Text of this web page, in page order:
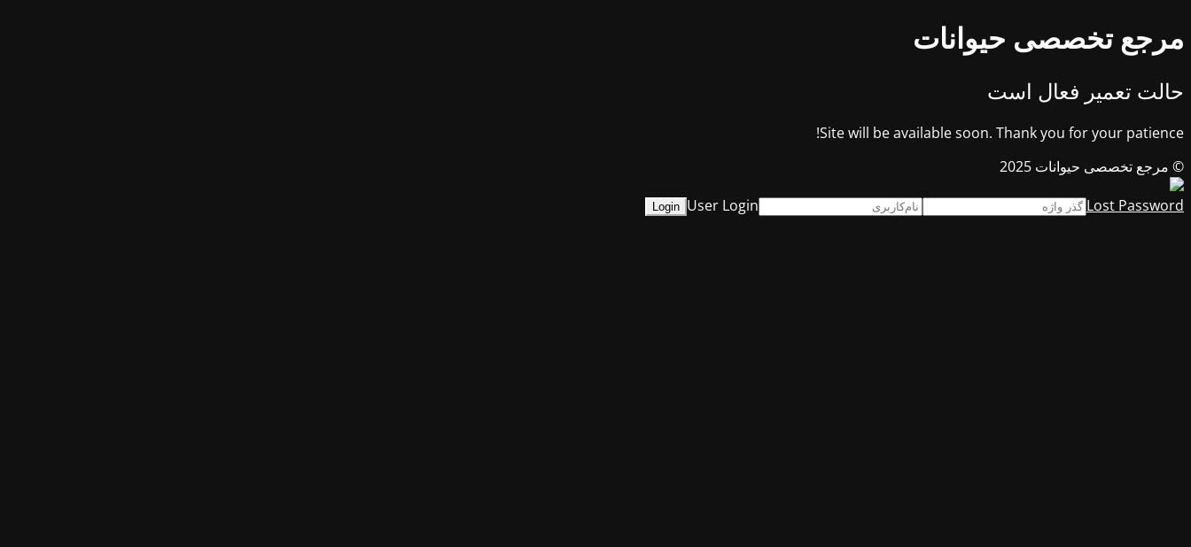
مرجع تخصصی حیوانات
حالت تعمیر فعال است
Site will be available soon. Thank you for your patience!
© مرجع تخصصی حیوانات 2025
User Login
Lost Password